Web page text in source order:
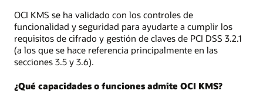
OCI KMS se ha validado con los controles de
funcionalidad y seguridad para ayudarte a cumplir los
requisitos de cifrado y gestión de claves de PCI DSS 3.2.1
(a los que se hace referencia principalmente en las
secciones 3.5 y 3.6).
¿Qué capacidades o funciones admite OCI KMS?